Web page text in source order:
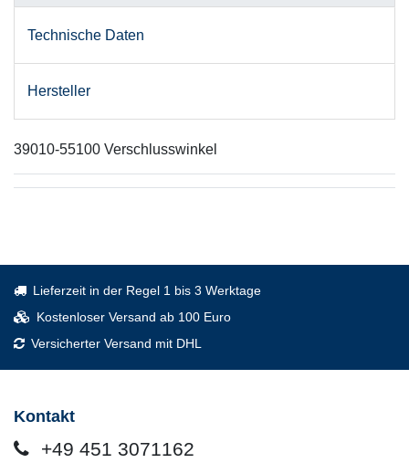
Technische Daten
Hersteller
39010-55100 Verschlusswinkel
Lieferzeit in der Regel 1 bis 3 Werktage
Kostenloser Versand ab 100 Euro
Versicherter Versand mit DHL
Kontakt
+49 451 3071162